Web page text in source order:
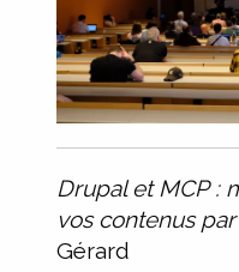
Drupal et MCP :
vos contenus
Gérard